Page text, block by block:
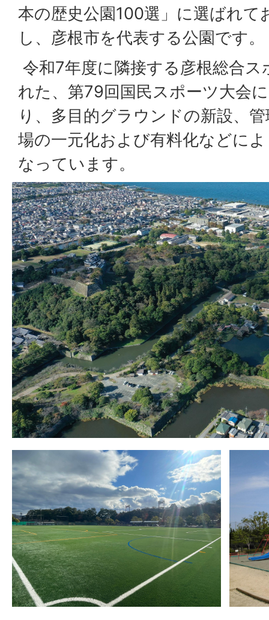
本の歴史公園100選」に選ばれて
し、彦根市を代表する公園です。
令和7年度に隣接する彦根総合
れた、第79回国民スポーツ大会
り、多目的グラウンドの新設、
場の一元化および有料化などに
なっています。